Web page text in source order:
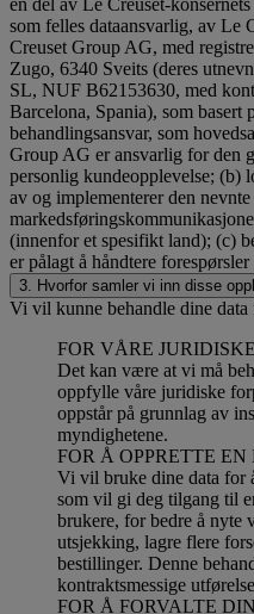
en del av Le Creuset-
som felles dataansvarlig, av Le
Creuset Group AG, med
Zugo, 6340 Sveits (deres
SL, NUF B62153630, med
Barcelona, Spania), som basert
behandlingsansvar, som
Group AG er ansvarlig for den
personlig kundeopplevelse; (b)
av og implementerer den
(innenfor et spesifikt land); (c)
er pålagt å håndtere
3. Hvorfor samler vi inn disse
Vi vil kunne behandle dine
FOR VÅRE
Det kan være at vi må
oppfylle våre juridiske
oppstår på grunnlag av
myndighetene.
FOR Å OPPRETTE
Vi vil bruke dine data for
som vil gi deg tilgang til
brukere, for bedre å nyte
utsjekking, lagre flere
bestillinger. Denne
kontraktsmessige
FOR Å FORVALTE